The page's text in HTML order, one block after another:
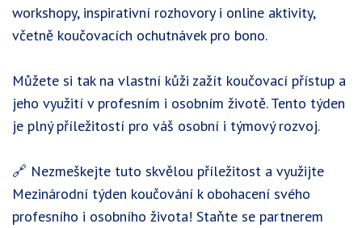
workshopy, inspirativní rozhovory i online aktivity,
včetně koučovacích ochutnávek pro bono.
Můžete si tak na vlastní kůži zažít koučovací přístup a
jeho využití v profesním i osobním životě. Tento týden
je plný příležitostí pro váš osobní i týmový rozvoj.
🔗 Nezmeškejte tuto skvělou příležitost a využijte
Mezinárodní týden koučování k obohacení svého
profesního i osobního života! Staňte se partnerem